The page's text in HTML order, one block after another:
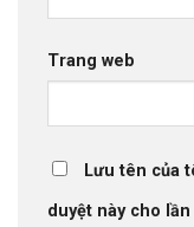
Trang web
Lưu tên của
duyệt này cho